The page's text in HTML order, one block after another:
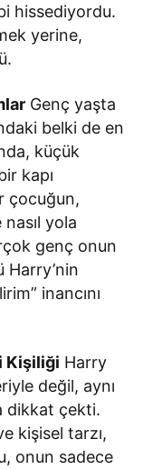
hissediyordu.
yerine,
Genç yaşta
belki de en
küçük
kapı
çocuğun,
yola
genç onun
Harry’nin
inancını
Kişiliği Harry
değil, aynı
dikkat çekti.
kişisel tarzı,
onun sadece